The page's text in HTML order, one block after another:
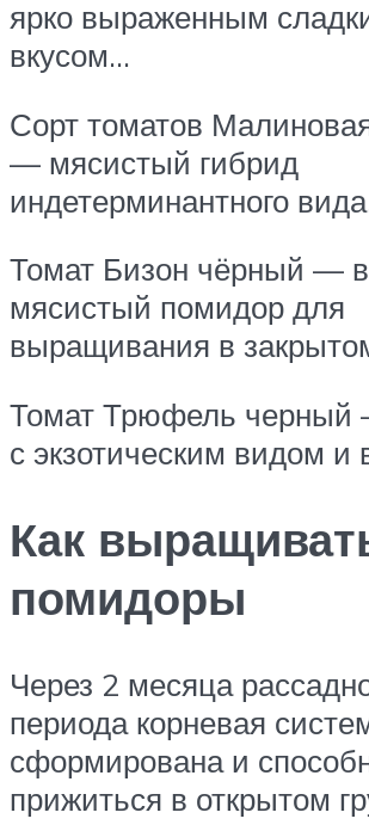
ярко выраженным
вкусом…
Сорт томатов
— мясистый гибрид
индетерминантного
Томат Бизон чёрный —
мясистый помидор для
выращивания в
Томат Трюфель
с экзотическим видом и
Как
помидоры
Через 2 месяца
периода корневая
сформирована и
прижиться в открытом